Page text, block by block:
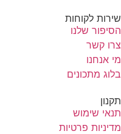
לקוחות
שלנו
קשר
אנחנו
מתכונים
שימוש
פרטיות